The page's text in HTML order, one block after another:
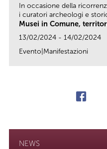
In occasione della
i curatori archeologi e
Musei in Comune,
13/02/2024 - 14/02/2024
Evento|Manifestazioni
NEWS